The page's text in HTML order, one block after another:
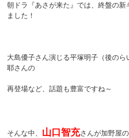
朝ドラ『あさが来た』では、終盤の
ました！
大島優子さん演じる平塚明子（後の
耶さんの
再登場など、話題も豊富ですね～
そんな中、 山口智充さんが加野屋